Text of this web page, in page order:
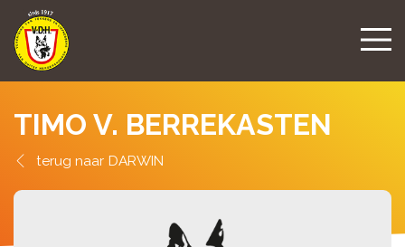
TIMO V. BERREKASTEN
DARWIN